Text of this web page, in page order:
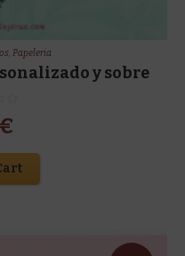
, Papeleria
y sobre
€